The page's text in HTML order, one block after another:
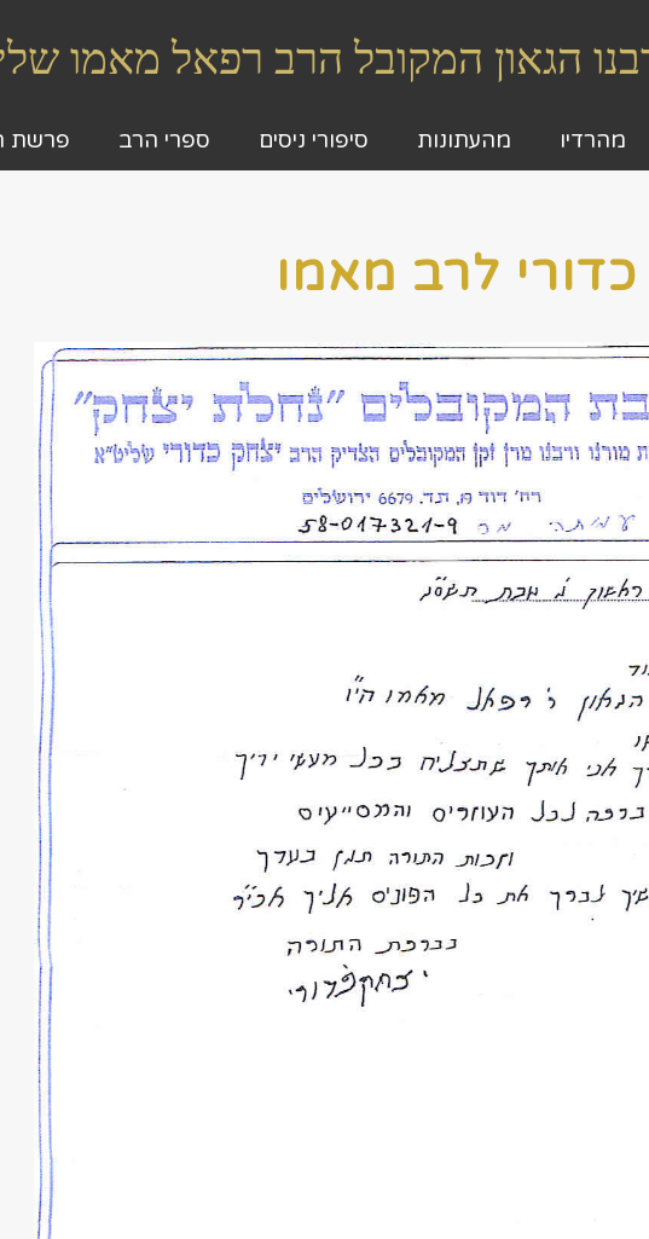
הגאון המקובל הרב רפאל מאמו
מהרדיו מהעתונות סיפורי ניסים ספרי הרב פרשת
לרב מאמו